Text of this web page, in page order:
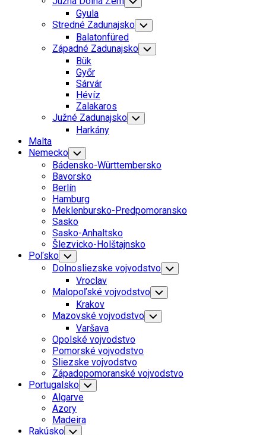
Child
Menu
Gyula
Stredné Zadunajsko Toggle
Child
Menu
Balatonfüred
Západné Zadunajsko Toggle
Child
Bük
Győr
Sárvár
Hévíz
Zalakaros
Južné Zadunajsko Toggle
Child
Harkány
Malta
Nemecko Toggle
Child
Menu
Bádensko-Württembersko
Bavorsko
Berlín
Hamburg
Meklenbursko-Predpomoransko
Sasko
Sasko-Anhaltsko
Šlezvicko-Holštajnsko
Poľsko Toggle
Child
Menu
Dolnosliezske vojvodstvo Toggle
Child
Menu
Vroclav
Malopoľské vojvodstvo Toggle
Child
Menu
Krakov
Mazovské vojvodstvo Toggle
Child
Varšava
Opolské vojvodstvo
Pomorské vojvodstvo
Sliezske vojvodstvo
Západopomoranské vojvodstvo
Portugalsko Toggle
Child
Menu
Algarve
Azory
Madeira
Rakúsko Toggle